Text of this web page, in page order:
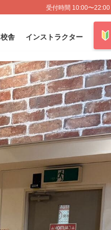
受付時間 10:00〜22:00
校舎 インストラクター